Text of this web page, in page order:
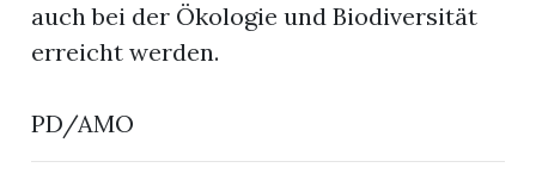
auch bei der Ökologie und Biodiversität
erreicht werden.
PD/AMO